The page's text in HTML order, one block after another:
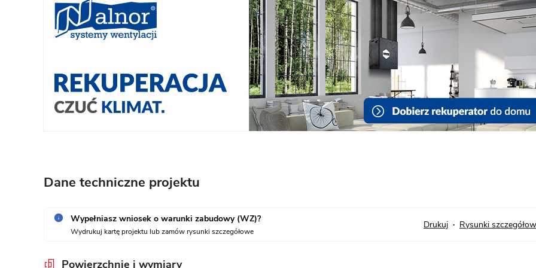
Dane techniczne projektu
Wypełniasz wniosek o warunki zabudowy (WZ)?
Wydrukuj kartę projektu lub zamów rysunki szczegółowe
Drukuj • Rysunki
Powierzchnie i wymiary